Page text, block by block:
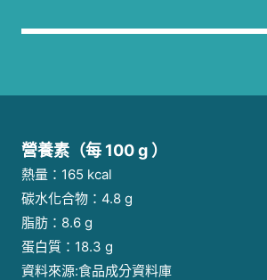
營養素（每 100 g ）
熱量：165 kcal
碳水化合物：4.8 g
脂肪：8.6 g
蛋白質：18.3 g
資料來源:食品成分資料庫